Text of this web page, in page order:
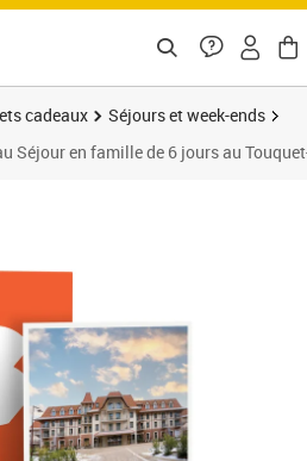
cadeaux
Séjours et week-ends
Séjour en famille de 6 jours au